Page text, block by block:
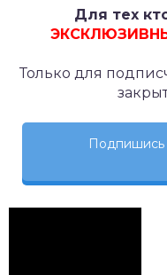
Для тех
Только для